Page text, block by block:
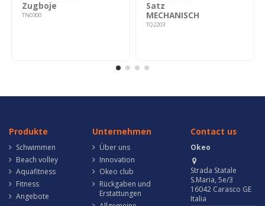
Zugboje
TN0300
Satz
MECHANISCH
TQ2203
Produkte
Schwimmen
Beach volley
Aquafitness
Fitness
Angebote
Unternehmen
Über uns
Innovation
Okeo club
Rückgaben und
Erstattungen
Contact us
Okeo
Strada Statale
S.Maria, 5e/3
16042 Carasco GE
Italia